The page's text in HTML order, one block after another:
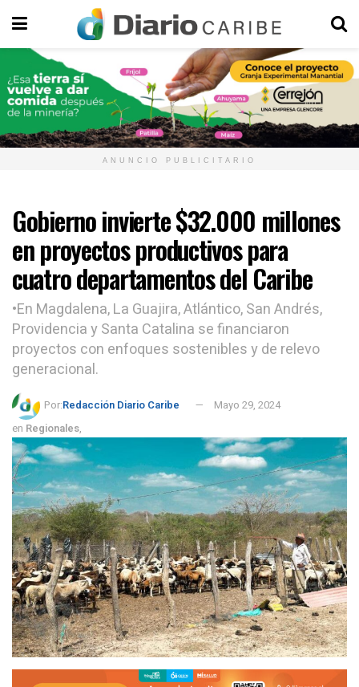
ANUNCIO PUBLICITARIO
Gobierno invierte $32.000 millones
en proyectos productivos para
cuatro departamentos del Caribe
•En Magdalena, La Guajira, Atlántico, San Andrés,
Providencia y Santa Catalina se financiaron
proyectos con enfoques sostenibles y de relevo
generacional.
Por:Redacción Diario Caribe
Mayo 29, 2024
en Regionales,